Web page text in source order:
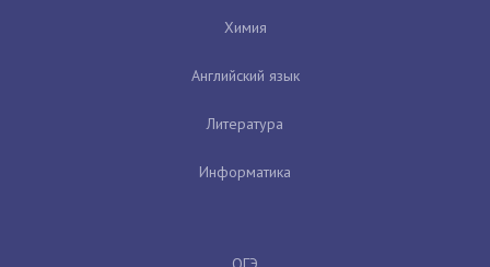
Химия
Английский язык
Литература
Информатика